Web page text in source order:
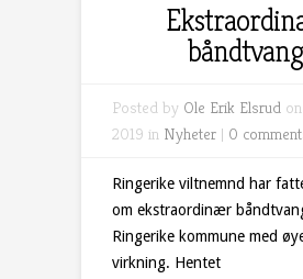
båndtvang
Posted by Ole Erik Elsrud
2019 in Nyheter | 0
Ringerike viltnemnd har
om ekstraordinær
Ringerike kommune med
virkning. Hentet